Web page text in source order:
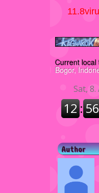
11.8
Current local
Bogor,
Author